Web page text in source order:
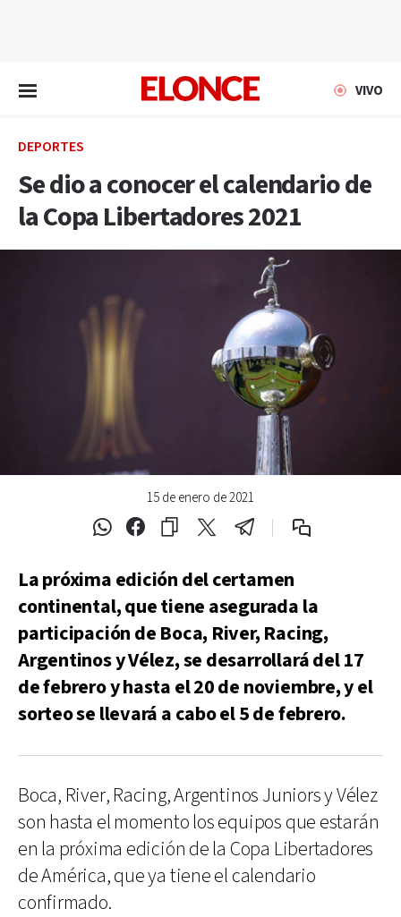
VIVO
DEPORTES
Se dio a conocer el calendario de
la Copa Libertadores 2021
15 de enero de 2021
La próxima edición del certamen
continental, que tiene asegurada la
participación de Boca, River, Racing,
Argentinos y Vélez, se desarrollará del 17
de febrero y hasta el 20 de noviembre, y el
sorteo se llevará a cabo el 5 de febrero.
Boca, River, Racing, Argentinos Juniors y Vélez
son hasta el momento los equipos que estarán
en la próxima edición de la Copa Libertadores
de América, que ya tiene el calendario
confirmado.